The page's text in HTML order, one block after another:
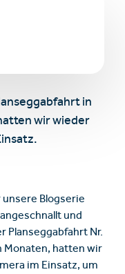
in
wir wieder
unsere Blogserie
und
Planseggabfahrt Nr.
Monaten, hatten wir
im Einsatz, um